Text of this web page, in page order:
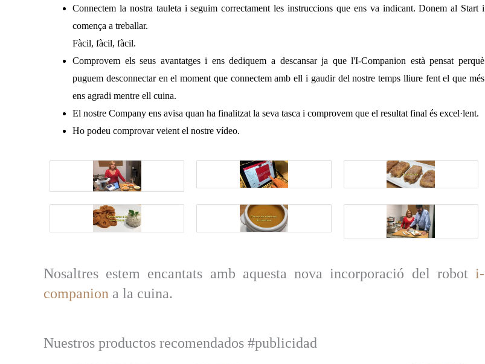
Connectem la nostra tauleta i seguim correctament les instruccions que ens va indicant. Donem al Start i
comença a treballar.
Fàcil, fàcil, fàcil.
Comprovem els seus avantatges i ens dediquem a descansar ja que l'I-Companion està pensat perquè
puguem desconnectar en el moment que connectem amb ell i gaudir del nostre temps lliure fent el que més
ens agradi mentre ell cuina.
El nostre Company ens avisa quan ha finalitzat la seva tasca i comprovem que el resultat final és excel·lent.
Ho podeu comprovar veient el nostre vídeo.
Nosaltres estem encantats amb aquesta nova incorporació del robot i-
companion a la cuina.
Nuestros productos recomendados #publicidad